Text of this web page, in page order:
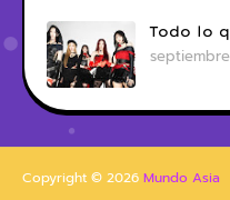
Todo lo
Copyright © 2026 Mundo Asia